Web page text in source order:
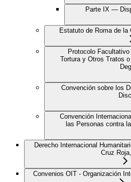
Parte IX —
Estatuto de Roma de la
Protocolo
Tortura y Otros Tratos
Convención sobre los
Convención
las Personas contra
Derecho Internacional
Cruz
Convenios OIT - Organización